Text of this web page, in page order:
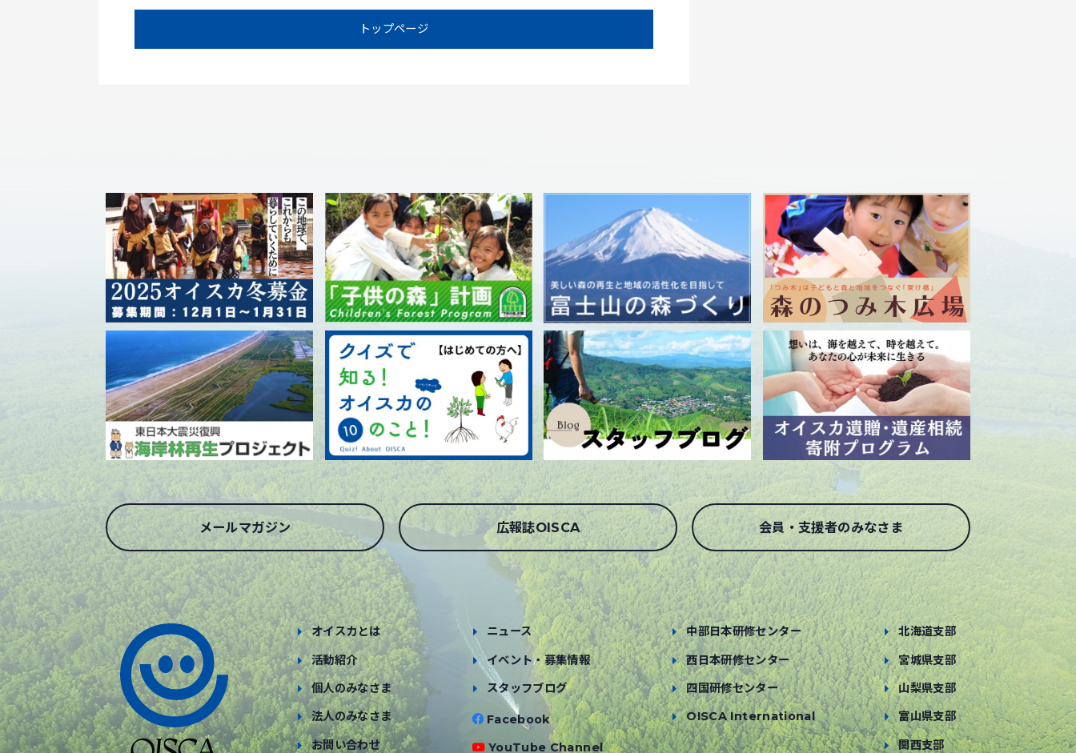
トップページ
メールマガジン 広報誌OISCA 会員・支援者のみなさま
オイスカとは
活動紹介
個人のみなさま
法人のみなさま
お問い合わせ
ニュース
イベント・募集情報
スタッフブログ
Facebook
YouTube Channel
中部日本研修センター
西日本研修センター
四国研修センター
OISCA International
北海道支部
宮城県支部
山梨県支部
富山県支部
関西支部